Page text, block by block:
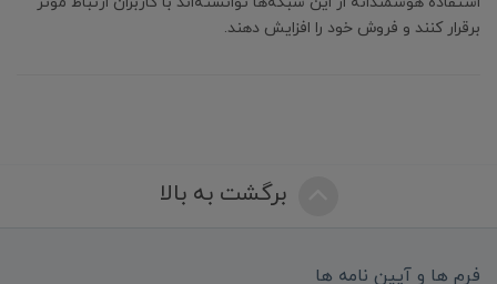
برقرار کنند و فروش خود را افزایش دهند.
برگشت به بالا
فرم ها و آیین نامه ها